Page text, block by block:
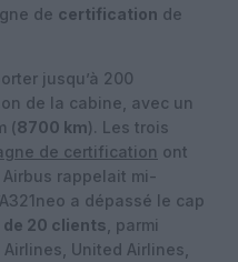
de certification de
jusqu’à 200
de la cabine, avec un
(8700 km). Les trois
de certification ont
rappelait mi-
a dépassé le cap
20 clients , parmi
United Airlines,